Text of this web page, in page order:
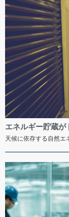
エネルギー貯蔵
天候に依存する自然エ